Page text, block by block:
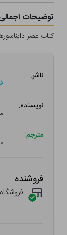
توضیحات اجمالی
کتاب عصر
ناشر:
نویسنده:
مترجم:
فروشنده